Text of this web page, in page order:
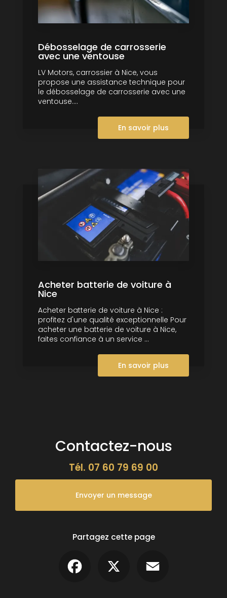
Débosselage de carrosserie
avec une ventouse
LV Motors, carrossier à Nice, vous
propose une assistance technique pour
le débosselage de carrosserie avec une
ventouse....
En savoir plus
Acheter batterie de voiture à
Nice
Acheter batterie de voiture à Nice :
profitez d'une qualité exceptionnelle Pour
acheter une batterie de voiture à Nice,
faites confiance à un service ...
En savoir plus
Contactez-nous
Tél. 07 60 79 69 00
Envoyer un message
Partagez cette page